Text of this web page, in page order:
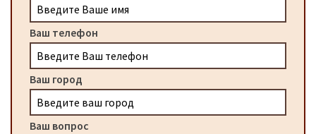
Ваш телефон
Ваш город
Ваш вопрос